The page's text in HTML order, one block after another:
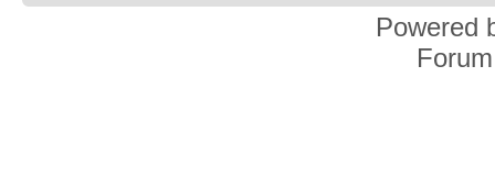
Powered